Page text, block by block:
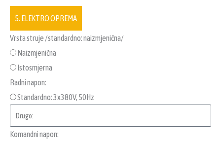
5. ELEKTRO OPREMA
Vrsta struje /standardno: naizmjenična/
Naizmjenična
Istosmjerna
Radni napon:
Standardno: 3x380V, 50Hz
Komandni napon: